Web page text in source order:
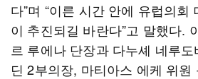
다”며 “이른 시간 안에 유럽의회
이 추진되길 바란다”고 말했다.
르 루에나 단장과 다누셰 네루
딘 2부의장, 마티아스 에케 위원